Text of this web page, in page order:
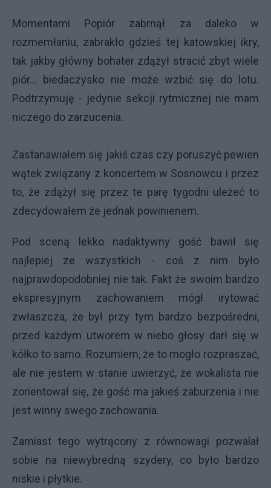
Momentami Popiór zabrnął za daleko w
rozmemłaniu, zabrakło gdzieś tej katowskiej ikry,
tak jakby główny bohater zdążył stracić zbyt wiele
piór… biedaczysko nie może wzbić się do lotu.
Podtrzymuję - jedynie sekcji rytmicznej nie mam
niczego do zarzucenia.
Zastanawiałem się jakiś czas czy poruszyć pewien
wątek związany z koncertem w Sosnowcu i przez
to, że zdążył się przez te parę tygodni uleżeć to
zdecydowałem że jednak powinienem.
Pod sceną lekko nadaktywny gość bawił się
najlepiej ze wszystkich - coś z nim było
najprawdopodobniej nie tak. Fakt że swoim bardzo
ekspresyjnym zachowaniem mógł irytować
zwłaszcza, że był przy tym bardzo bezpośredni,
przed każdym utworem w niebo głosy darł się w
kółko to samo. Rozumiem, że to mogło rozpraszać,
ale nie jestem w stanie uwierzyć, że wokalista nie
zorientował się, że gość ma jakieś zaburzenia i nie
jest winny swego zachowania.
Zamiast tego wytrącony z równowagi pozwalał
sobie na niewybredną szydery, co było bardzo
niskie i płytkie.